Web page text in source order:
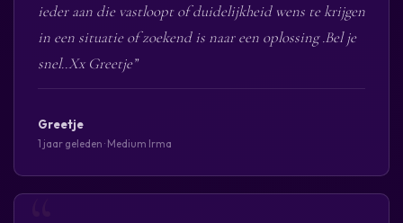
ieder aan die vastloopt of duidelijkheid wens te krijgen
in een situatie of zoekend is naar een oplossing .Bel je
snel..Xx Greetje”
Greetje
1 jaar geleden · Medium Irma